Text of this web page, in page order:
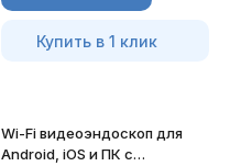
Купить в 1 клик
Wi-Fi видеоэндоскоп для
Android, iOS и ПК с